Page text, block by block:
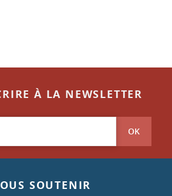
À LA NEWSLETTER
OK
SOUTENIR